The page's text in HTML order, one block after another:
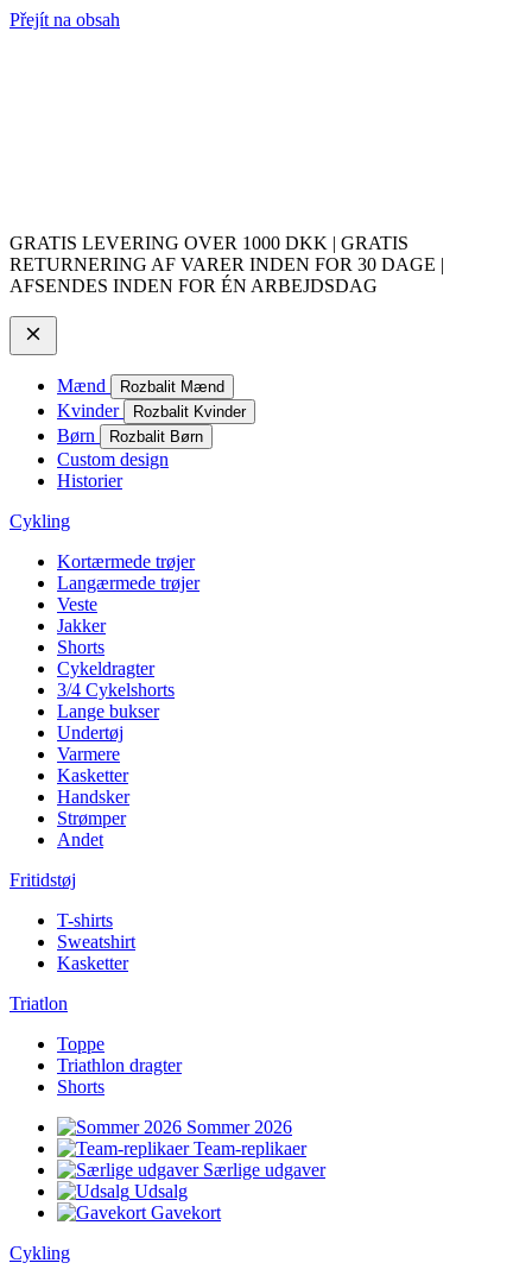
Přejít na obsah
GRATIS LEVERING OVER 1000 DKK | GRATIS
RETURNERING AF VARER INDEN FOR 30 DAGE |
AFSENDES INDEN FOR ÉN ARBEJDSDAG
Mænd Rozbalit Mænd
Kvinder Rozbalit Kvinder
Børn Rozbalit Børn
Custom design
Historier
Cykling
Kortærmede trøjer
Langærmede trøjer
Veste
Jakker
Shorts
Cykeldragter
3/4 Cykelshorts
Lange bukser
Undertøj
Varmere
Kasketter
Handsker
Strømper
Andet
Fritidstøj
T-shirts
Sweatshirt
Kasketter
Triatlon
Toppe
Triathlon dragter
Shorts
Sommer 2026
Team-replikaer
Særlige udgaver
Udsalg
Gavekort
Cykling